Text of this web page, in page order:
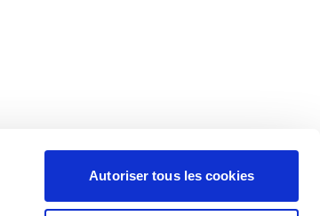
Autoriser tous les cookies